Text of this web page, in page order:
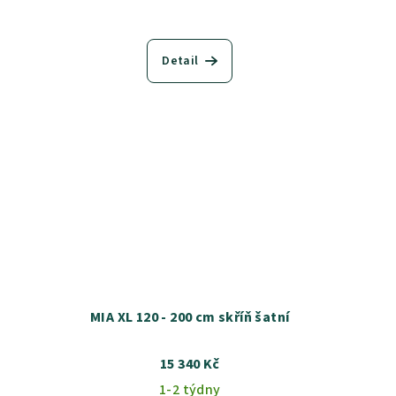
Detail
MIA XL 120 - 200 cm skříň šatní
15 340 Kč
1-2 týdny